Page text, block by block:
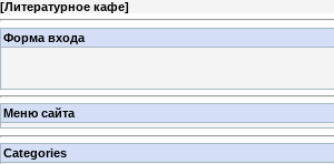
[Литературное кафе]
Форма входа
Меню сайта
Categories